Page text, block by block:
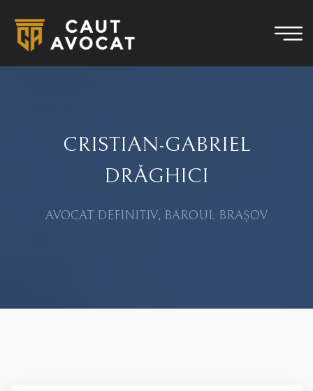
CRISTIAN-GABRIEL
DRĂGHICI
AVOCAT DEFINITIV, BAROUL BRAȘOV